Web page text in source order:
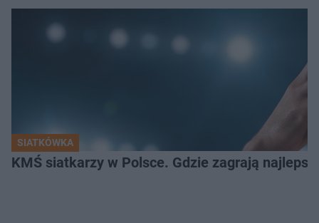
SIATKÓWKA
KMŚ siatkarzy w Polsce. Gdzie zagrają